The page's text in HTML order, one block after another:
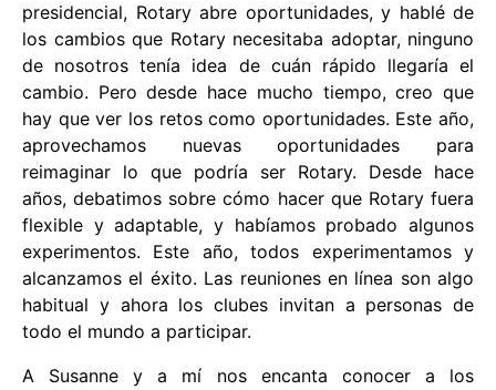
presidencial, Rotary abre oportunidades, y hablé de
los cambios que Rotary necesitaba adoptar, ninguno
de nosotros tenía idea de cuán rápido llegaría el
cambio. Pero desde hace mucho tiempo, creo que
hay que ver los retos como oportunidades. Este año,
aprovechamos nuevas oportunidades para
reimaginar lo que podría ser Rotary. Desde hace
años, debatimos sobre cómo hacer que Rotary fuera
flexible y adaptable, y habíamos probado algunos
experimentos. Este año, todos experimentamos y
alcanzamos el éxito. Las reuniones en línea son algo
habitual y ahora los clubes invitan a personas de
todo el mundo a participar.
A Susanne y a mí nos encanta conocer a los